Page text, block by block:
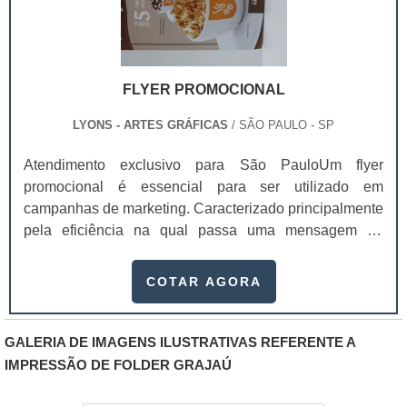
FLYER PROMOCIONAL
LYONS - ARTES GRÁFICAS / SÃO PAULO - SP
Atendimento exclusivo para São PauloUm flyer
promocional é essencial para ser utilizado em
campanhas de marketing. Caracterizado principalmente
pela eficiência na qual passa uma mensagem de
de fácil leitura e suas imagens impactantes, um flyer
arrebatador”.O texto é, em sua maioria, rápido e
preciso. O flyer tem se tornado uma ótima ferramenta de
comunicação para divulgar serviços e captar n.
COTAR AGORA
GALERIA DE IMAGENS ILUSTRATIVAS REFERENTE A
IMPRESSÃO DE FOLDER GRAJAÚ